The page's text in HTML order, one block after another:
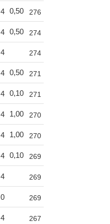
4 0,50 276
4 0,50 274
4 274
4 0,50 271
4 0,10 271
4 1,00 270
4 1,00 270
4 0,10 269
4 269
0 269
4 267